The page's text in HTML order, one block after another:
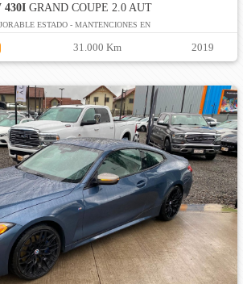
430I GRAND COUPE 2.0 AUT
ESTADO - MANTENCIONES EN
31.000 Km 2019